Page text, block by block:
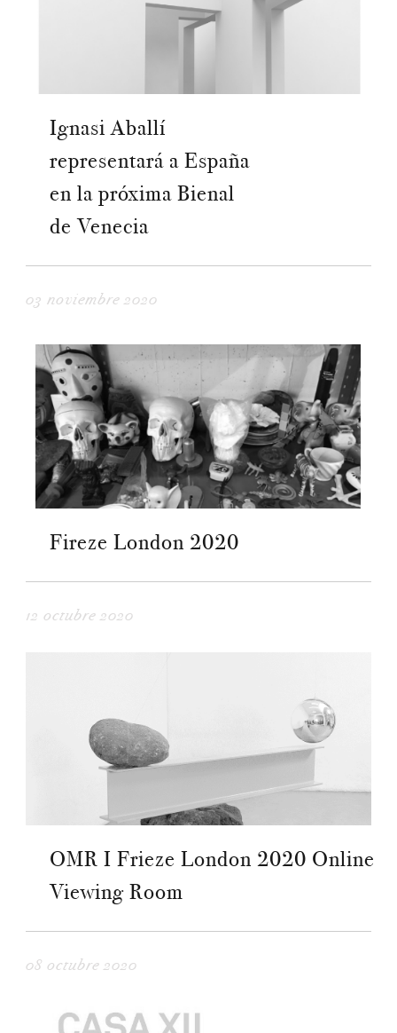
Ignasi Aballí
representará a España
en la próxima Bienal
de Venecia
03 noviembre 2020
Fireze London 2020
12 octubre 2020
OMR I Frieze London 2020 Online
Viewing Room
08 octubre 2020